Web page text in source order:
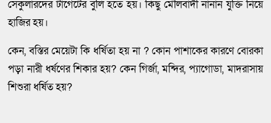
সেকুলারদের টার্গেটের বুলি হতে হয়। কিছু মৌলবাদী নানান যুক্তি নিয়ে
হাজির হয়।
কেন, বস্তির মেয়েটা কি ধর্ষিতা হয় না ? কোন পাশাকের কারণে বোরকা
পড়া নারী ধর্ষণের শিকার হয়? কেন গির্জা, মন্দির, প্যাগোডা, মাদরাসায়
শিশুরা ধর্ষিত হয়?